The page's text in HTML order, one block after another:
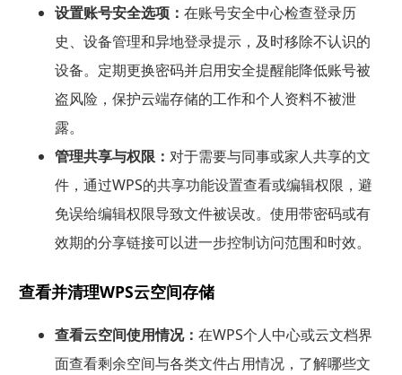
设置账号安全选项： 在账号安全中心检查登录历
史、设备管理和异地登录提示，及时移除不认识的
设备。定期更换密码并启用安全提醒能降低账号被
盗风险，保护云端存储的工作和个人资料不被泄
露。
管理共享与权限： 对于需要与同事或家人共享的文
件，通过WPS的共享功能设置查看或编辑权限，避
免误给编辑权限导致文件被误改。使用带密码或有
效期的分享链接可以进一步控制访问范围和时效。
查看并清理WPS云空间存储
查看云空间使用情况： 在WPS个人中心或云文档界
面查看剩余空间与各类文件占用情况，了解哪些文